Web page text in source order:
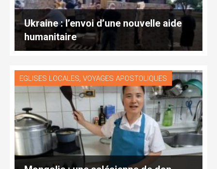
Ukraine : l’envoi d’une nouvelle aide
humanitaire
EGLISES LOCALES, VOYAGES APOSTOLIQUES